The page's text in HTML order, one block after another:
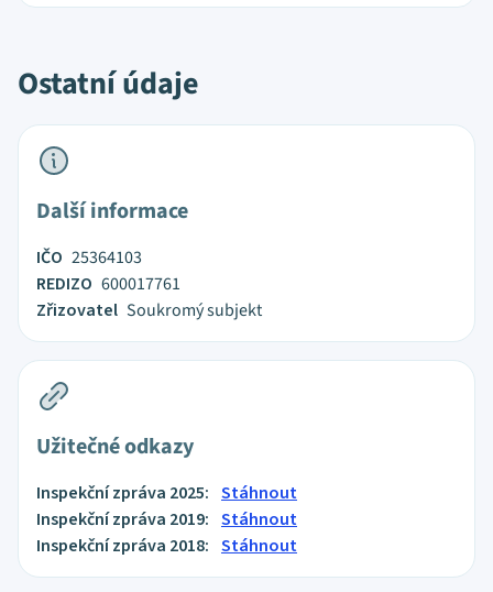
Ostatní údaje
Další informace
IČO 25364103
REDIZO 600017761
Zřizovatel Soukromý subjekt
Užitečné odkazy
Inspekční zpráva 2025: Stáhnout
Inspekční zpráva 2019: Stáhnout
Inspekční zpráva 2018: Stáhnout